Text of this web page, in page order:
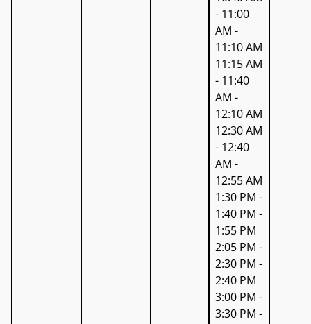
- 11:00
AM -
11:10 AM
11:15 AM
- 11:40
AM -
12:10 AM
12:30 AM
- 12:40
AM -
12:55 AM
1:30 PM -
1:40 PM -
1:55 PM
2:05 PM -
2:30 PM -
2:40 PM
3:00 PM -
3:30 PM -